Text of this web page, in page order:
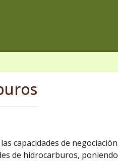
capacidades de negociación
de hidrocarburos, poniendo